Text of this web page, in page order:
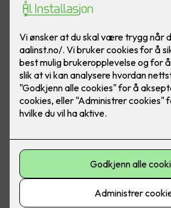
Med egen ladeboks på hytta unngår
rekkeviddeangst. Elbillading på